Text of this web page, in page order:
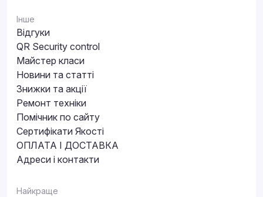
Інше
Відгуки
QR Security control
Майстер класи
Новини та статті
Знижки та акції
Ремонт техніки
Помічник по сайту
Сертифікати Якості
ОПЛАТА І ДОСТАВКА
Адреси і контакти
Найкраще